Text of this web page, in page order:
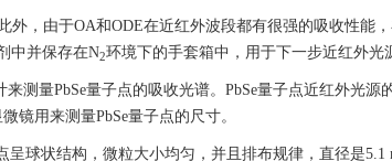
外，由于OA和ODE在近红外波段都有很强的吸收性能
中并保存在N2环境下的手套箱中，用于下一步近红外光
测量PbSe量子点的吸收光谱。PbSe量子点近红外光源
镜用来测量PbSe量子点的尺寸。
球状结构，微粒大小均匀，并且排布规律，直径是5.1